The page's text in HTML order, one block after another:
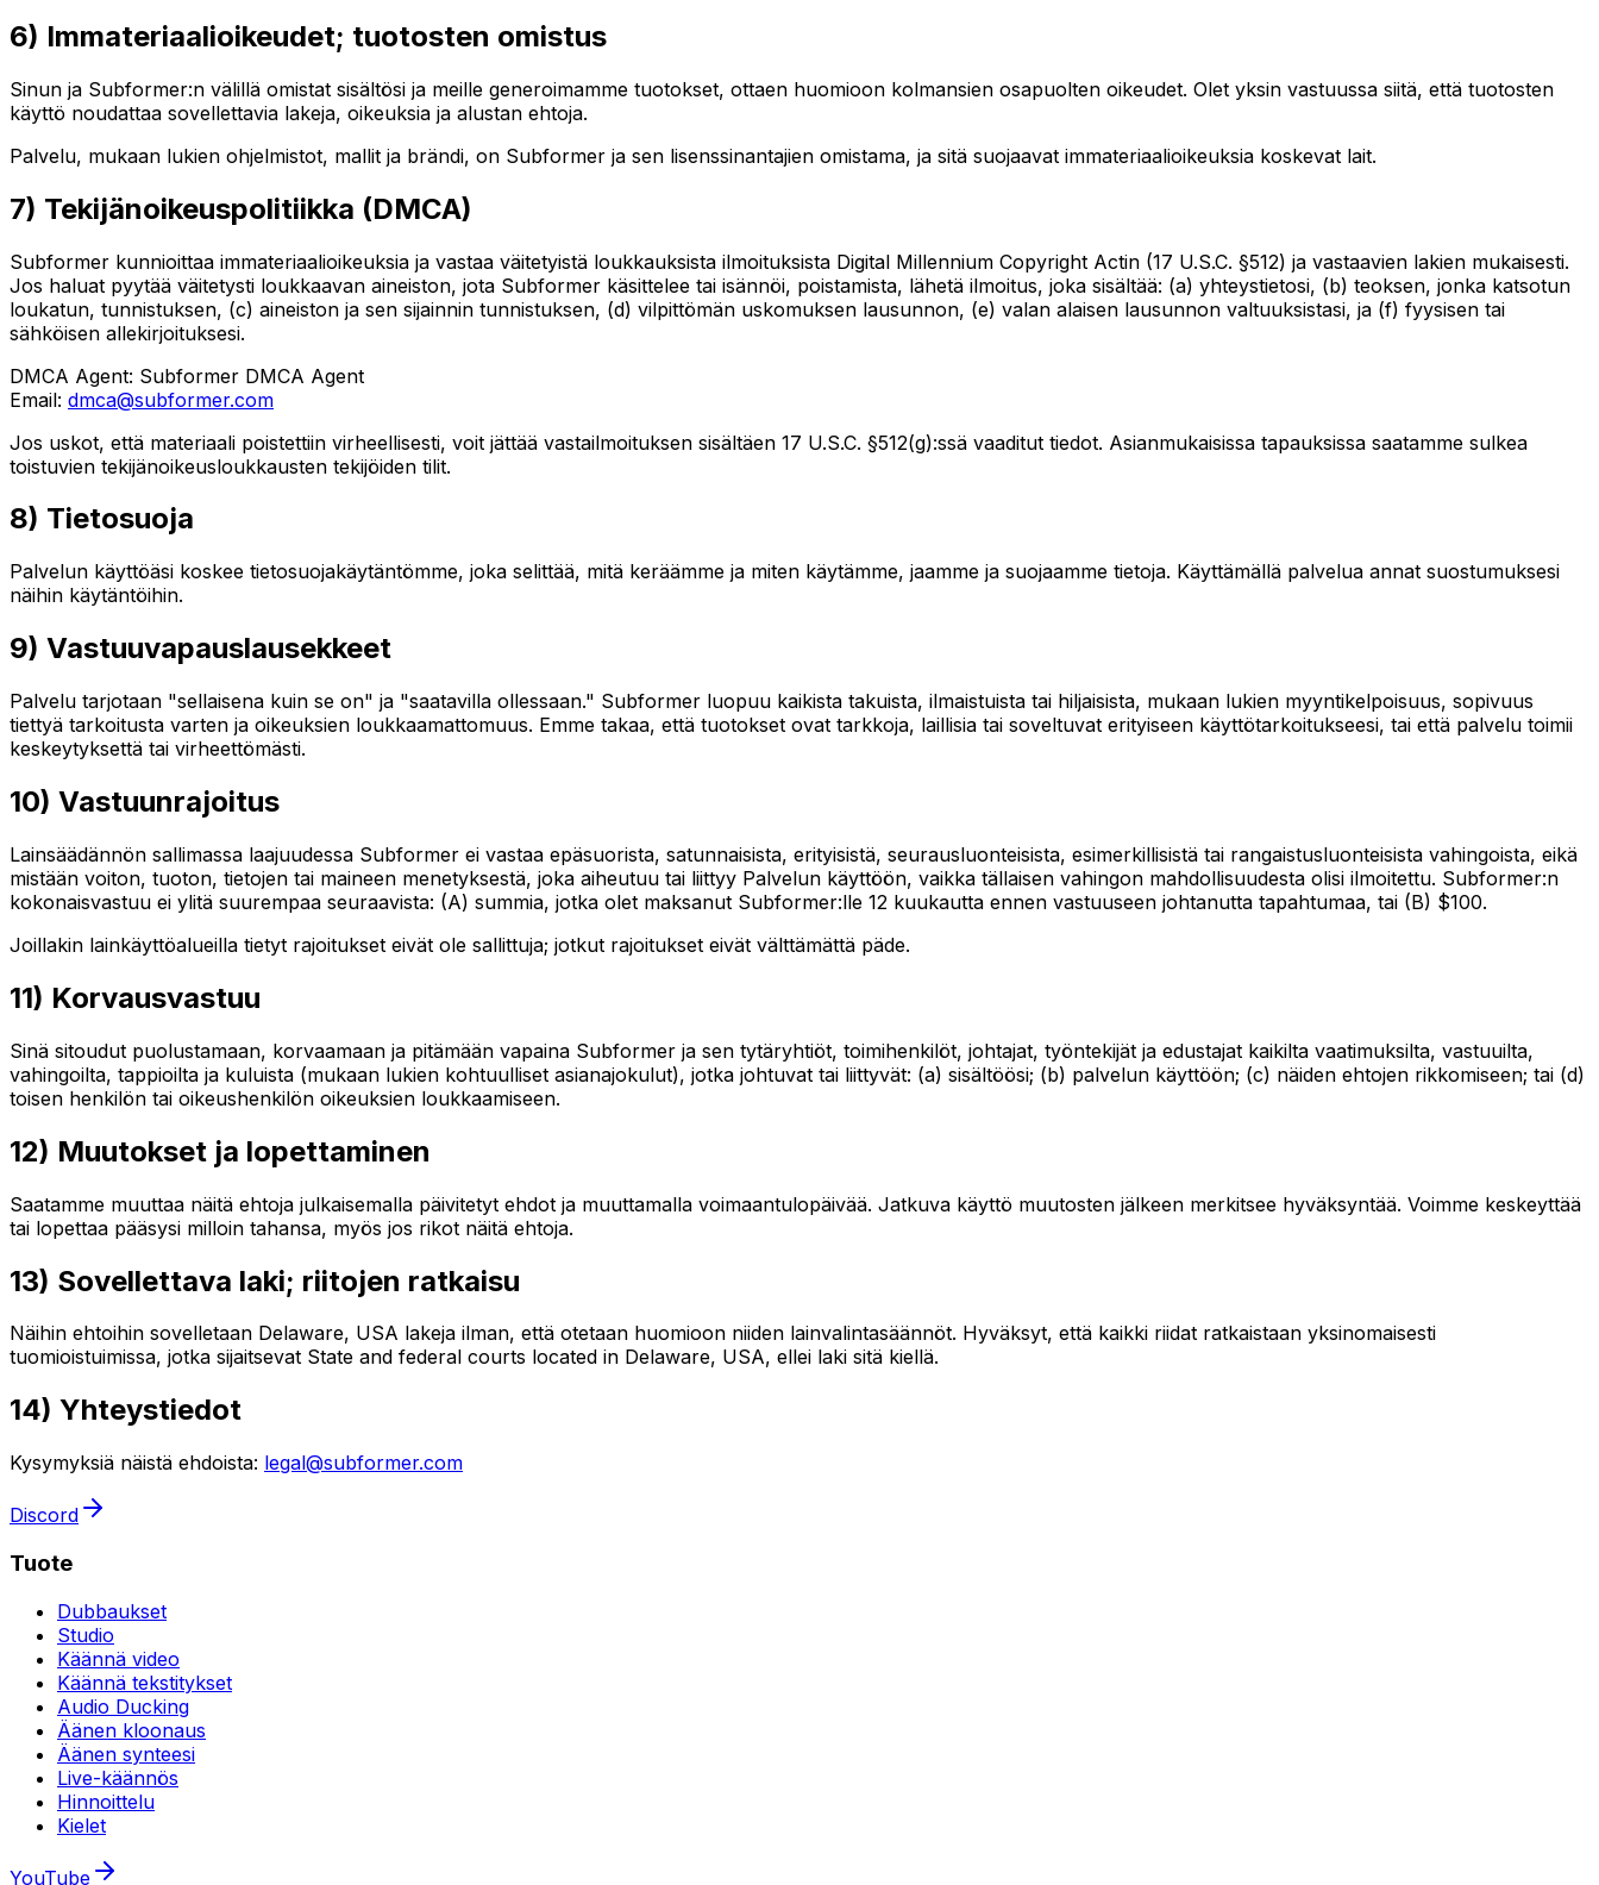
6) Immateriaalioikeudet; tuotosten omistus
Sinun ja Subformer:n välillä omistat sisältösi ja meille generoimamme tuotokset, ottaen huomioon kolmansien osapuolten oikeudet. Olet yksin vastuussa siitä, että tuotosten
käyttö noudattaa sovellettavia lakeja, oikeuksia ja alustan ehtoja.
Palvelu, mukaan lukien ohjelmistot, mallit ja brändi, on Subformer ja sen lisenssinantajien omistama, ja sitä suojaavat immateriaalioikeuksia koskevat lait.
7) Tekijänoikeuspolitiikka (DMCA)
Subformer kunnioittaa immateriaalioikeuksia ja vastaa väitetyistä loukkauksista ilmoituksista Digital Millennium Copyright Actin (17 U.S.C. §512) ja vastaavien lakien mukaisesti.
Jos haluat pyytää väitetysti loukkaavan aineiston, jota Subformer käsittelee tai isännöi, poistamista, lähetä ilmoitus, joka sisältää: (a) yhteystietosi, (b) teoksen, jonka katsotun
loukatun, tunnistuksen, (c) aineiston ja sen sijainnin tunnistuksen, (d) vilpittömän uskomuksen lausunnon, (e) valan alaisen lausunnon valtuuksistasi, ja (f) fyysisen tai
sähköisen allekirjoituksesi.
DMCA Agent: Subformer DMCA Agent
Email: dmca@subformer.com
Jos uskot, että materiaali poistettiin virheellisesti, voit jättää vastailmoituksen sisältäen 17 U.S.C. §512(g):ssä vaaditut tiedot. Asianmukaisissa tapauksissa saatamme sulkea
toistuvien tekijänoikeusloukkausten tekijöiden tilit.
8) Tietosuoja
Palvelun käyttöäsi koskee tietosuojakäytäntömme, joka selittää, mitä keräämme ja miten käytämme, jaamme ja suojaamme tietoja. Käyttämällä palvelua annat suostumuksesi
näihin käytäntöihin.
9) Vastuuvapauslausekkeet
Palvelu tarjotaan "sellaisena kuin se on" ja "saatavilla ollessaan." Subformer luopuu kaikista takuista, ilmaistuista tai hiljaisista, mukaan lukien myyntikelpoisuus, sopivuus
tiettyä tarkoitusta varten ja oikeuksien loukkaamattomuus. Emme takaa, että tuotokset ovat tarkkoja, laillisia tai soveltuvat erityiseen käyttötarkoitukseesi, tai että palvelu toimii
keskeytyksettä tai virheettömästi.
10) Vastuunrajoitus
Lainsäädännön sallimassa laajuudessa Subformer ei vastaa epäsuorista, satunnaisista, erityisistä, seurausluonteisista, esimerkillisistä tai rangaistusluonteisista vahingoista, eikä
mistään voiton, tuoton, tietojen tai maineen menetyksestä, joka aiheutuu tai liittyy Palvelun käyttöön, vaikka tällaisen vahingon mahdollisuudesta olisi ilmoitettu. Subformer:n
kokonaisvastuu ei ylitä suurempaa seuraavista: (A) summia, jotka olet maksanut Subformer:lle 12 kuukautta ennen vastuuseen johtanutta tapahtumaa, tai (B) $100.
Joillakin lainkäyttöalueilla tietyt rajoitukset eivät ole sallittuja; jotkut rajoitukset eivät välttämättä päde.
11) Korvausvastuu
Sinä sitoudut puolustamaan, korvaamaan ja pitämään vapaina Subformer ja sen tytäryhtiöt, toimihenkilöt, johtajat, työntekijät ja edustajat kaikilta vaatimuksilta, vastuuilta,
vahingoilta, tappioilta ja kuluista (mukaan lukien kohtuulliset asianajokulut), jotka johtuvat tai liittyvät: (a) sisältöösi; (b) palvelun käyttöön; (c) näiden ehtojen rikkomiseen; tai (d)
toisen henkilön tai oikeushenkilön oikeuksien loukkaamiseen.
12) Muutokset ja lopettaminen
Saatamme muuttaa näitä ehtoja julkaisemalla päivitetyt ehdot ja muuttamalla voimaantulopäivää. Jatkuva käyttö muutosten jälkeen merkitsee hyväksyntää. Voimme keskeyttää
tai lopettaa pääsysi milloin tahansa, myös jos rikot näitä ehtoja.
13) Sovellettava laki; riitojen ratkaisu
Näihin ehtoihin sovelletaan Delaware, USA lakeja ilman, että otetaan huomioon niiden lainvalintasäännöt. Hyväksyt, että kaikki riidat ratkaistaan yksinomaisesti
tuomioistuimissa, jotka sijaitsevat State and federal courts located in Delaware, USA, ellei laki sitä kiellä.
14) Yhteystiedot
Kysymyksiä näistä ehdoista: legal@subformer.com
Discord
Tuote
Dubbaukset
Studio
Käännä video
Käännä tekstitykset
Audio Ducking
Äänen kloonaus
Äänen synteesi
Live-käännös
Hinnoittelu
Kielet
YouTube